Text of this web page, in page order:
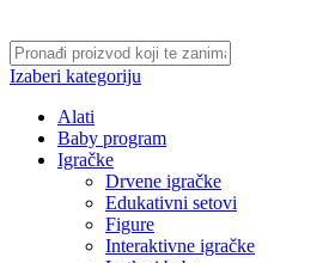
Izaberi kategoriju
Alati
Baby program
Igračke
Drvene igračke
Edukativni setovi
Figure
Interaktivne igračke